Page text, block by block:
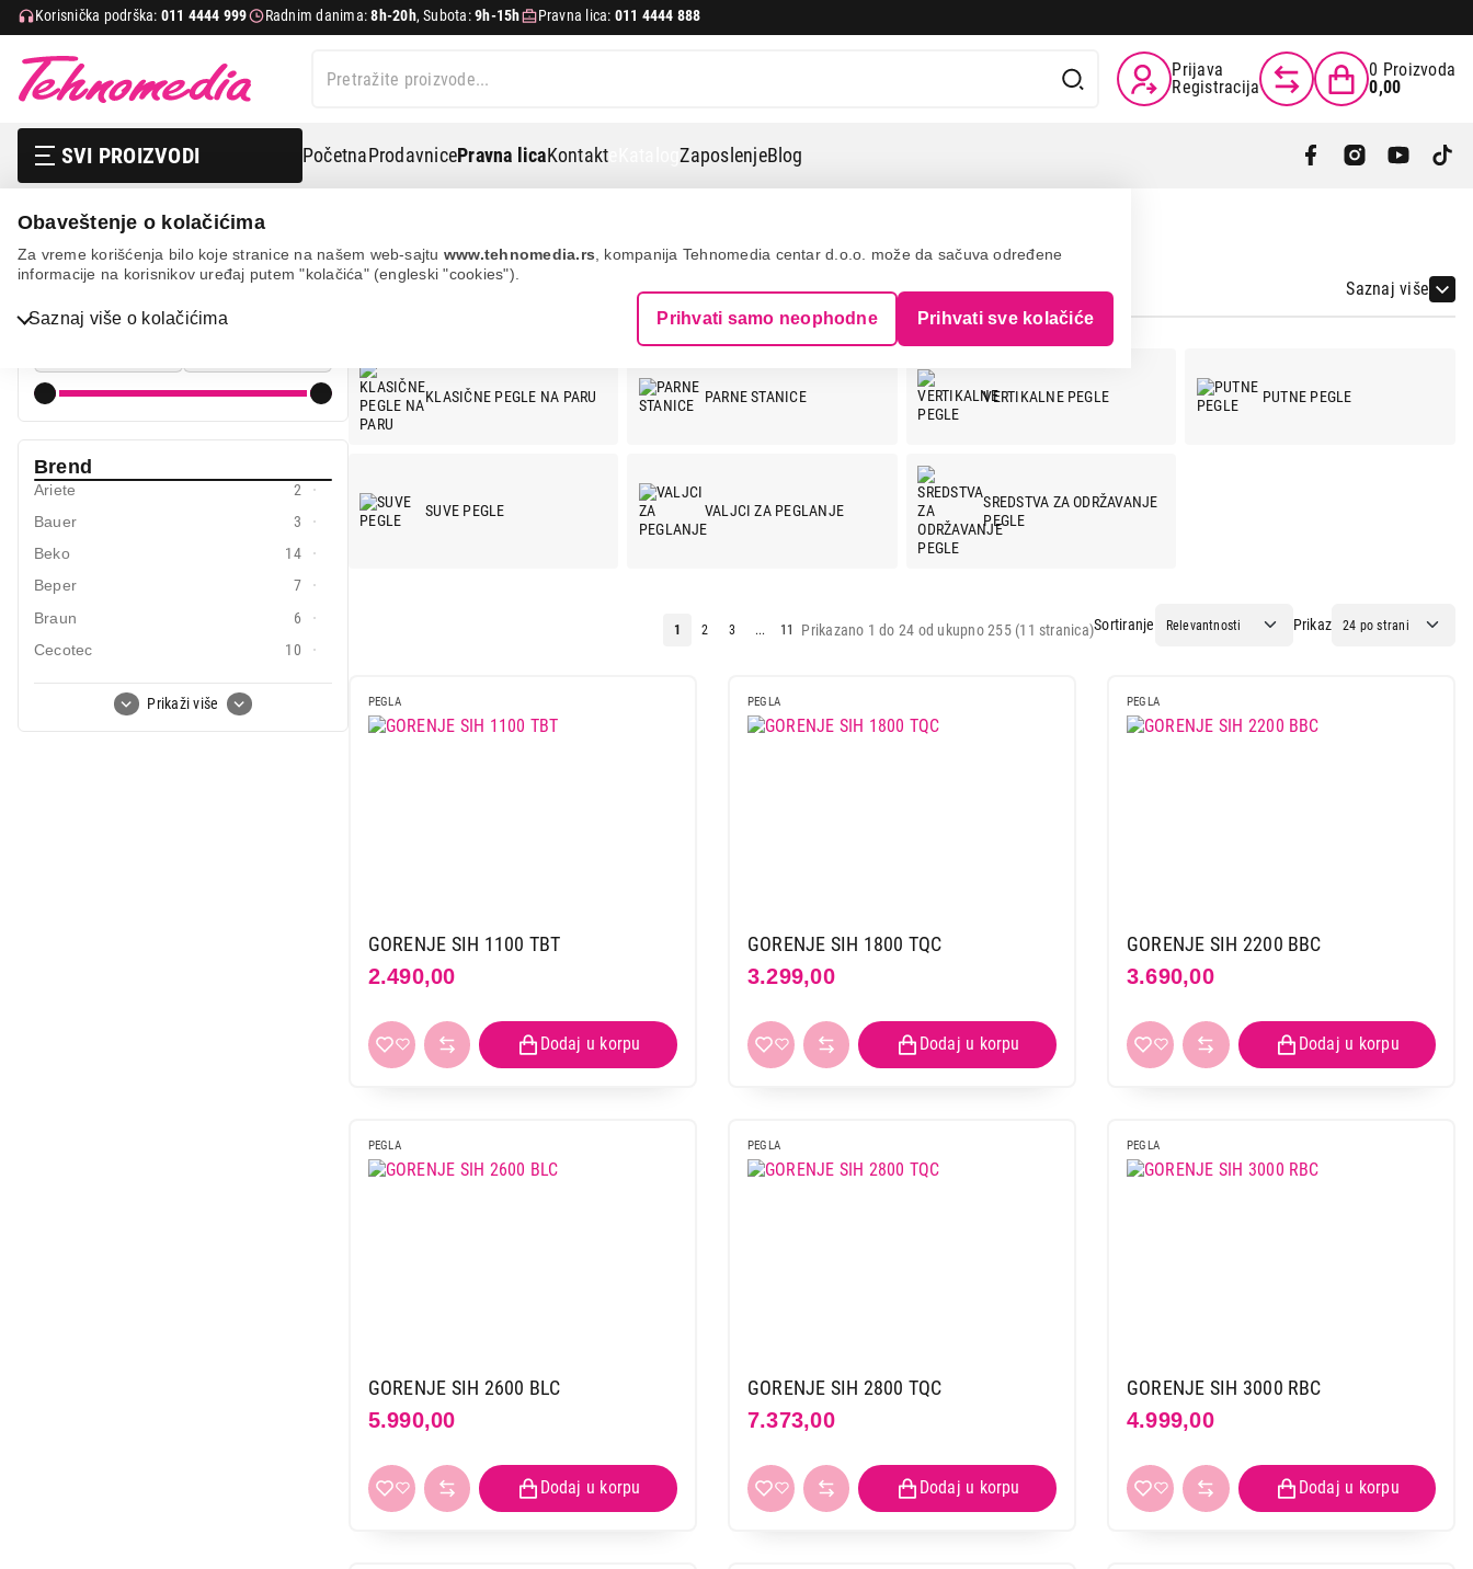
Obaveštenje o kolačićima
Za vreme korišćenja bilo koje stranice na našem web-sajtu www.tehnomedia.rs , kompanija Tehnomedia centar d.o.o. može da sačuva određene
informacije na korisnikov uređaj putem "kolačića" (engleski "cookies").
Saznaj više o kolačićima Prihvati samo neophodne Prihvati sve kolačiće
Korisnička podrška: 011 4444 999 Radnim danima:8h-20h, Subota:9h-15h Pravna lica: 011 4444 888
Prijava
Registracija
0 Proizvoda
0,00
SVI PROIZVODI PočetnaProdavnicePravna licaKontakt eKatalogZaposlenjeBlog
IT & Gaming
Mobilni telefoni i tableti
Mali kuhinjski aparati
Grejanje i hlađenje
Sve za kuću i baštu
Mali kućni aparati Pegle
Cena od Cena do
Brend
Prikaži više
Ariete
2
Bauer
3
Beko
14
Beper
7
Braun
6
Cecotec
10
Clatronic
4
PEGLE Saznaj više
KLASIČNE PEGLE NA PARU PARNE STANICE VERTIKALNE PEGLE PUTNE PEGLE
SUVE PEGLE VALJCI ZA PEGLANJE
SREDSTVA ZA ODRŽAVANJE
PEGLE
Sortiranje Prikaz
Prikazano 1 do 24 od ukupno 255 (11 stranica)
1 2 3 ... 11
PEGLA
GORENJE SIH 1100 TBT
2.490,00
PEGLA
GORENJE SIH 1800 TQC
3.299,00
PEGLA
GORENJE SIH 2200 BBC
3.690,00
PEGLA
GORENJE SIH 2600 BLC
5.990,00
PEGLA
GORENJE SIH 2800 TQC
7.373,00
PEGLA
GORENJE SIH 3000 RBC
4.999,00